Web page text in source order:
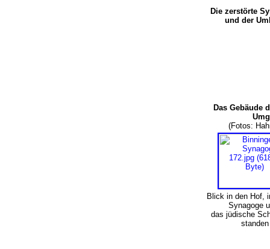
Die zerstörte
und der
Das Gebäude
(Fotos:
Blick in den Hof,
Synagoge
das jüdische
standen